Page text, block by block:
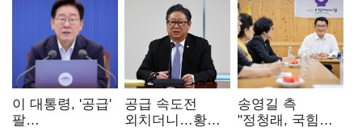
이 대통령, '공급'
팔
공급 속도전
외치더니…황희,
송영길 측
"정청래, 국힘